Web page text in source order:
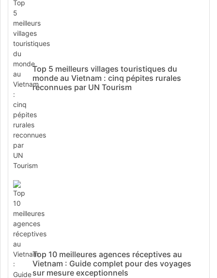
Top 5 meilleurs villages touristiques du
monde au Vietnam : cinq pépites rurales
reconnues par UN Tourism
Top 10 meilleures agences réceptives au
Vietnam : Guide complet pour des voyages
sur mesure exceptionnels